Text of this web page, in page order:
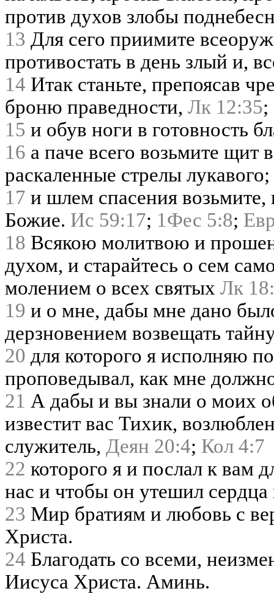
против духов злобы
13 Для сего приимите
противостать в день злый и,
14 Итак станьте, препоясав
броню праведности, Лк 12:35;
15 и обув ноги в готовность
16 а паче всего возьмите щит
раскаленные стрелы лукавого;
17 и шлем спасения
Божие. Ис 59:17; 1Фес 5:8;
18 Всякою молитвою и
духом, и старайтесь о сем
молением о всех святых Лк
19 и о мне, дабы мне дано
дерзновением возвещать
20 для которого я исполняю
проповедывал, как мне
21 А дабы и вы знали о моих
известит вас Тихик,
служитель, Деян 20:4; Кол 4:7
22 которого я и послал к вам
нас и чтобы он утешил
23 Мир братиям и любовь с
Христа.
24 Благодать со всеми,
Иисуса Христа. Аминь.